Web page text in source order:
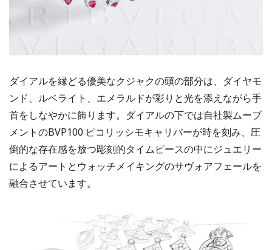
ダイアルを縁どる優美なクジャクの頭の部分は、ダイヤモ
ンド、ルベライト、エメラルドが彩りと光を添えながら手
首をしなやかに飾ります。ダイアルの下では自社製ムーブ
メントのBVP100 ピコリッシモキャリバーが時を刻み、圧
倒的な存在感を放つ彫刻的タイムピースの中にジュエリー
によるアートとウォッチメイキングのサヴォアフェールを
融合させています。